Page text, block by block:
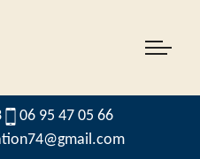
06 95 47 05 66